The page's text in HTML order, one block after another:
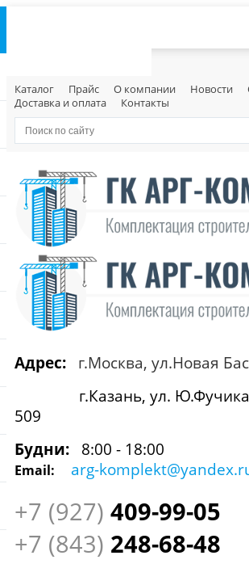
Каталог Прайс О компании Новости
Доставка и оплата
Контакты
Адрес:
г.Москва, ул.Новая
г.Казань, ул.
509
Будни:
8:00 - 18:00
Email: arg-
+7 (927) 409-99-05
+7 (843) 248-68-48